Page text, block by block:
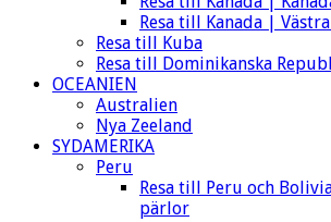
Resa till Kanada |
Resa till Kuba
Resa till Dominikanska
OCEANIEN
Australien
Nya Zeeland
SYDAMERIKA
Peru
Resa till Peru och
pärlor